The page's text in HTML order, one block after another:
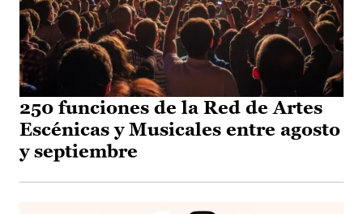
250 funciones de la Red de Artes
Escénicas y Musicales entre agosto
y septiembre